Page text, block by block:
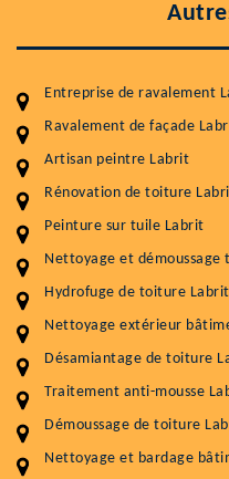
Entreprise de ravalement
Ravalement de façade
Artisan peintre Labrit
Rénovation de toiture
Peinture sur tuile Labrit
Nettoyage et
Hydrofuge de toiture Labrit
Nettoyage extérieur
Désamiantage de toiture
Traitement anti-mousse
Démoussage de toiture
Nettoyage et bardage
Entretenir votre
Plus de 15 ans
Service
Nettoyageb toiture
Démoussage toiture
Traitement hydrofuge
5.0